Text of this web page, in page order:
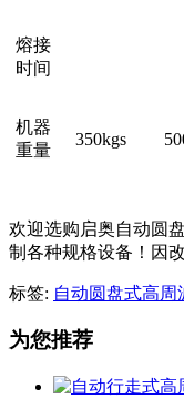
熔接
时间
机器
重量
350kgs
欢迎选购启奥自动圆
制各种规格设备！因
标签: 自动圆盘式高周
为您推荐